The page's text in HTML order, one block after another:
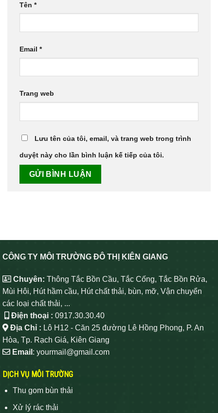
Tên *
Email *
Trang web
Lưu tên của tôi, email, và trang web trong trình
duyệt này cho lần bình luận kế tiếp của tôi.
CÔNG TY MÔI TRƯỜNG ĐÔ THỊ KIÊN GIANG
Chuyên: Thông Tắc Bồn Cầu, Tắc Cống, Tắc Bồn Rửa,
Mùi Hôi, Hút hầm cầu, Hút chất thải, bùn, mỡ, Vận chuyển
các loại chất thải, ...
Điện thoại : 0917.30.30.40
Địa Chỉ : Lô H12 - Căn 25 đường Lê Hồng Phong, P. An
Hòa, Tp. Rạch Giá, Kiên Giang
Email : yourmail@gmail.com
DỊCH VỤ MÔI TRƯỜNG
Thu gom bùn thải
Xử lý rác thải